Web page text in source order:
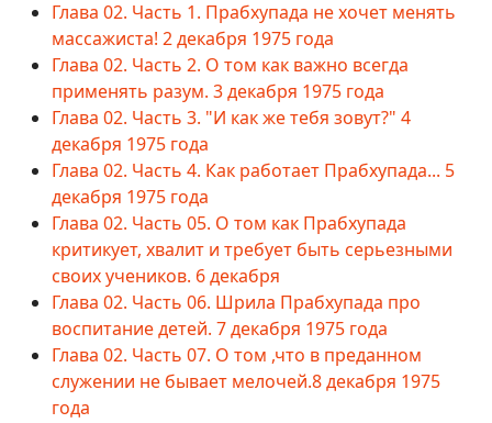
Глава 02. Часть 1. Прабхупада не хочет менять
массажиста! 2 декабря 1975 года
Глава 02. Часть 2. О том как важно всегда
применять разум. 3 декабря 1975 года
Глава 02. Часть 3. "И как же тебя зовут?" 4
декабря 1975 года
Глава 02. Часть 4. Как работает Прабхупада... 5
декабря 1975 года
Глава 02. Часть 05. О том как Прабхупада
критикует, хвалит и требует быть серьезными
своих учеников. 6 декабря
Глава 02. Часть 06. Шрила Прабхупада про
воспитание детей. 7 декабря 1975 года
Глава 02. Часть 07. О том ,что в преданном
служении не бывает мелочей.8 декабря 1975
года